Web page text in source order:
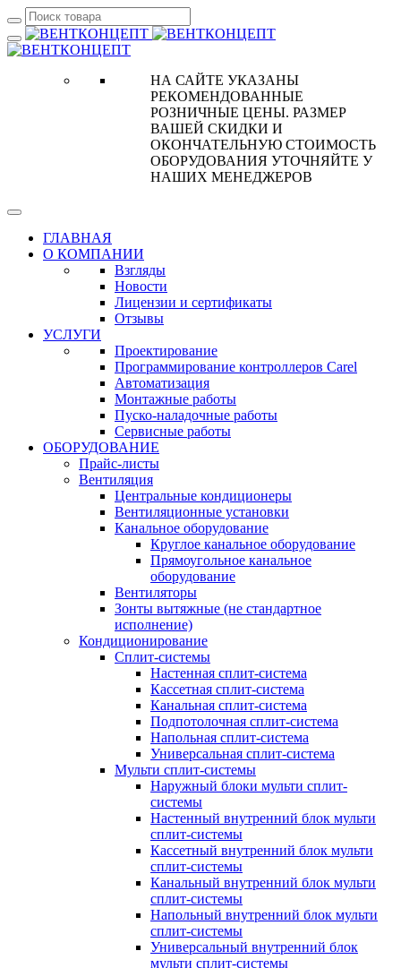
НА САЙТЕ УКАЗАНЫ
РЕКОМЕНДОВАННЫЕ
РОЗНИЧНЫЕ ЦЕНЫ. РАЗМЕР
ВАШЕЙ СКИДКИ И
ОКОНЧАТЕЛЬНУЮ СТОИМОСТЬ
ОБОРУДОВАНИЯ УТОЧНЯЙТЕ У
НАШИХ МЕНЕДЖЕРОВ
ГЛАВНАЯ
О КОМПАНИИ
Взгляды
Новости
Лицензии и сертификаты
Отзывы
УСЛУГИ
Проектирование
Программирование контроллеров Carel
Автоматизация
Монтажные работы
Пуско-наладочные работы
Сервисные работы
ОБОРУДОВАНИЕ
Прайс-листы
Вентиляция
Центральные кондиционеры
Вентиляционные установки
Канальное оборудование
Круглое канальное оборудование
Прямоугольное канальное
оборудование
Вентиляторы
Зонты вытяжные (не стандартное
исполнение)
Кондиционирование
Сплит-системы
Настенная сплит-система
Кассетная сплит-система
Канальная сплит-система
Подпотолочная сплит-система
Напольная сплит-система
Универсальная сплит-система
Мульти сплит-системы
Наружный блоки мульти сплит-
системы
Настенный внутренний блок мульти
сплит-системы
Кассетный внутренний блок мульти
сплит-системы
Канальный внутренний блок мульти
сплит-системы
Напольный внутренний блок мульти
сплит-системы
Универсальный внутренний блок
мульти сплит-системы